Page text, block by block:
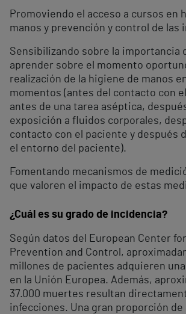
Promoviendo el acceso a cursos en
manos y prevención y control de las
Sensibilizando sobre la importancia
aprender sobre el momento
realización de la higiene de manos
momentos (antes del contacto con
antes de una tarea aséptica,
exposición a fluidos corporales,
contacto con el paciente y después
el entorno del paciente).
Fomentando mecanismos de
que valoren el impacto de estas
¿Cuál es su grado de incidencia?
Según datos del European Center
Prevention and Control,
millones de pacientes adquieren una
en la Unión Europea. Además,
37.000 muertes resultan
infecciones. Una gran proporción